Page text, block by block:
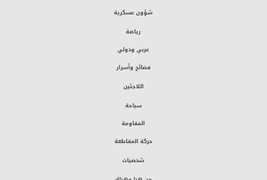
شؤون عسكرية
رياضة
عربي ودولي
فضائح وأسرار
اللاجئين
سياحة
المقاومة
حركة المقاطعة
شخصيات